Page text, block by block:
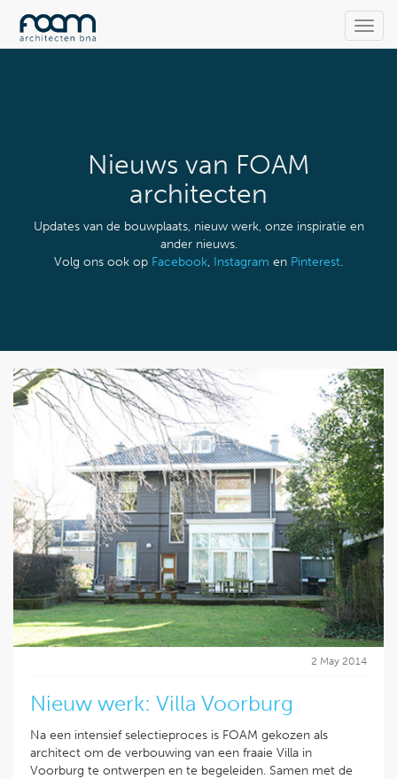
Nieuws van FOAM
architecten
Updates van de bouwplaats, nieuw werk, onze inspiratie en
ander nieuws.
Volg ons ook op Facebook, Instagram en Pinterest.
2 May 2014
Nieuw werk: Villa Voorburg
Na een intensief selectieproces is FOAM gekozen als
architect om de verbouwing van een fraaie Villa in
Voorburg te ontwerpen en te begeleiden. Samen met de